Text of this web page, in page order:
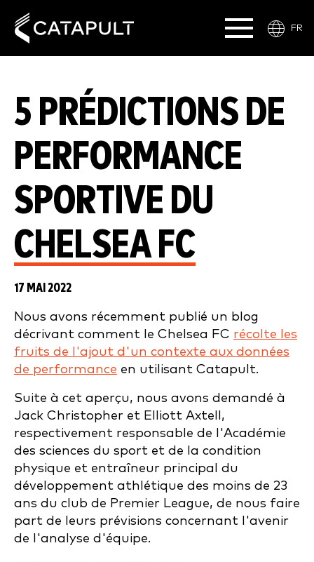
FR
5 PRÉDICTIONS DE
PERFORMANCE
SPORTIVE DU
CHELSEA FC
17 MAI 2022
Nous avons récemment publié un blog
décrivant comment le Chelsea FC récolte les
fruits de l'ajout d'un contexte aux données
de performance en utilisant Catapult.
Suite à cet aperçu, nous avons demandé à
Jack Christopher et Elliott Axtell,
respectivement responsable de l'Académie
des sciences du sport et de la condition
physique et entraîneur principal du
développement athlétique des moins de 23
ans du club de Premier League, de nous faire
part de leurs prévisions concernant l'avenir
de l'analyse d'équipe.